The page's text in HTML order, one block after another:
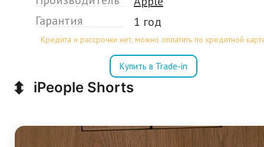
Гарантия
1 год
Кредита и рассрочки нет, можно оплатить по кредитной
Купить в Trade-in
⬍ iPeople Shorts